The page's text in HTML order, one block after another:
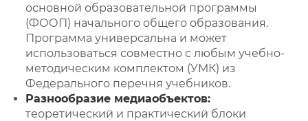
основной образовательной программы
(ФООП) начального общего образования.
Программа универсальна и может
использоваться совместно с любым учебно-
методическим комплектом (УМК) из
Федерального перечня учебников.
Разнообразие медиаобъектов:
теоретический и практический блоки